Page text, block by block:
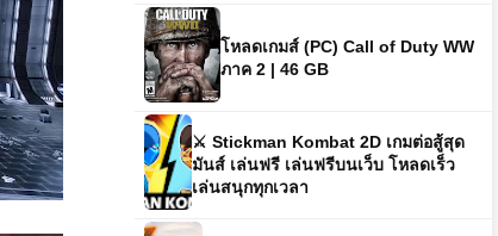
⚔️ Stickman Kombat 2D เกมต่อสู้สุด
มันส์ เล่นฟรี เล่นฟรีบนเว็บ โหลดเร็ว
เล่นสนุกทุกเวลา
โหลดเกมส์ (PC) ฟรี Highway Moto
เกมขับรถมอเตอร์ไซค์ความเร็วสูง